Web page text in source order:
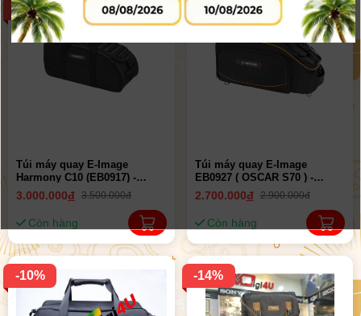
-14%
Túi máy quay E-Image
Harmony C10 (EB0917) -
Chính hãng
3.000.000đ 3.500.000đ
Còn hàng
-7%
Túi máy quay E-Image
EB0927 ( OSCAR S70 ) -
Chính hãng
2.700.000đ 2.900.000đ
Còn hàng
-10% -14%